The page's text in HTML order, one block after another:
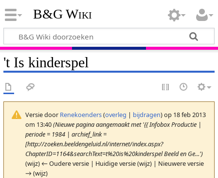
B&G Wiki
't Is kinderspel
Versie door Renekoenders(overleg | bijdragen)op 18 feb 2013
om 13:40(Nieuwe pagina aangemaakt met '{{ Infobox Productie |
periode = 1984 | archief_link =
[http://zoeken.beeldengeluid.nl/internet/index.aspx?
ChapterID=1164&searchText=t%20is%20kinderspel Beeld en Ge...')
(wijz) ← Oudere versie | Huidige versie (wijz) | Nieuwere versie
→ (wijz)